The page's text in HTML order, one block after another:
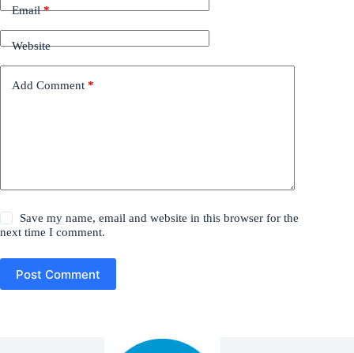
Email*
Website
Add Comment *
Save my name, email and website in this browser for the
next time I comment.
Post Comment